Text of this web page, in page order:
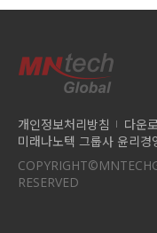
개인정보처리방침 다운
미래나노텍 그룹사 윤리경
RESERVED